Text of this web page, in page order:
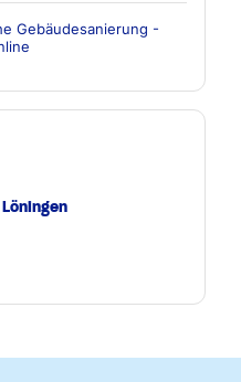
Gebäudesanierung -